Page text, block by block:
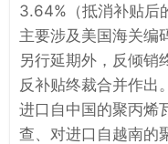
3.64%（抵消补贴后
主要涉及美国海关
另行延期外，反倾销
反补贴终裁合并作
进口自中国的聚丙烯
查、对进口自越南的